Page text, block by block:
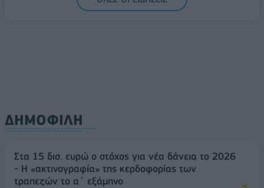
ΔΗΜΟΦΙΛΗ
Στα 15 δισ. ευρώ ο στόχος για νέα δάνεια το 2026
- Η «ακτινογραφία» της κερδοφορίας των
τραπεζών το α΄ εξάμηνο